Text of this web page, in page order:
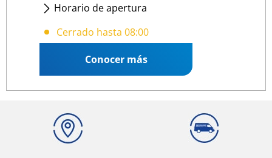
Horario de apertura
Lunes- Viernes: 08:00 17:00
Cerrado hasta 08:00
Conocer más